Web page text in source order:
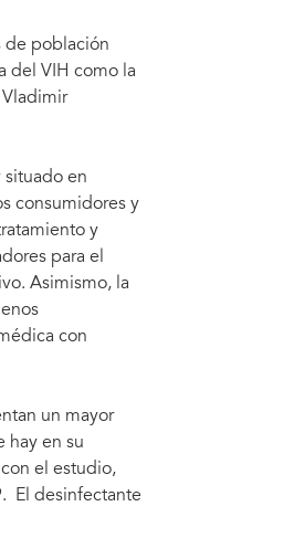
de población
del VIH como la
situado en
consumidores y
y
para el
Asimismo, la
con
un mayor
hay en su
el estudio,
El desinfectante